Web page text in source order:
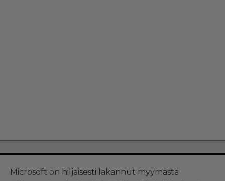
Microsoft on hiljaisesti lakannut myymästä